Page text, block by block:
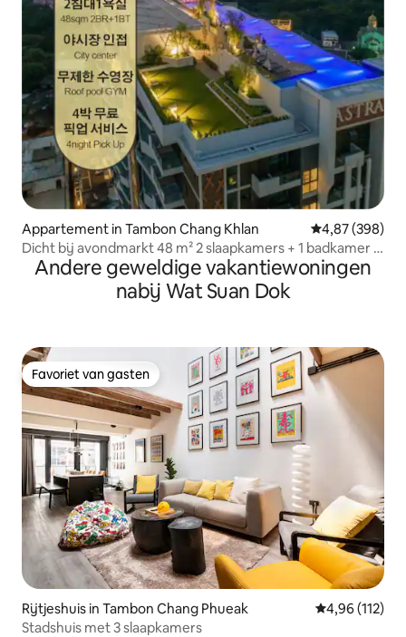
Appartement in Tambon Chang Khlan Gemiddelde
4,87 (398)
Dicht bij avondmarkt 48 m² 2 slaapkamers + 1 badkamer /
150 m zwembad op het dak
Andere geweldige vakantiewoningen
nabij Wat Suan Dok
Favoriet van gasten
Favoriet van gasten
Rijtjeshuis in Tambon Chang Phueak Gemiddelde
4,96 (112)
Stadshuis met 3 slaapkamers